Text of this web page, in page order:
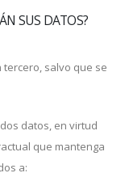
SUS DATOS?
tercero, salvo que se
datos, en virtud
que mantenga
a: